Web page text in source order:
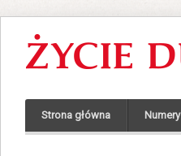
Strona główna Numery